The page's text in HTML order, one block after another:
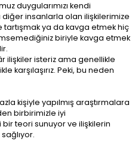
duygularımızı kendi
diğer insanlarla olan ilişkilerimize
tartışmak ya da kavga etmek hiç
biriyle kavga etmek
ilişkiler isteriz ama genellikle
karşılaşırız. Peki, bu neden
kişiyle yapılmış araştırmalara
birbirimizle iyi
teori sunuyor ve ilişkilerin